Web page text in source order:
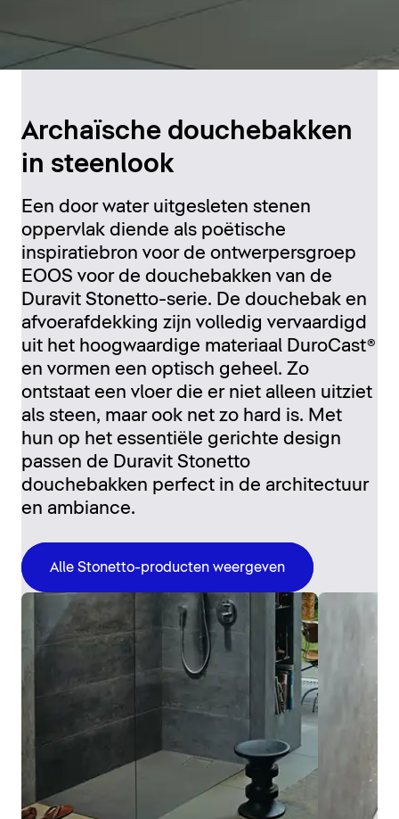
Archaïsche douchebakken
in steenlook
Een door water uitgesleten stenen
oppervlak diende als poëtische
inspiratiebron voor de ontwerpersgroep
EOOS voor de douchebakken van de
Duravit Stonetto-serie. De douchebak en
afvoerafdekking zijn volledig vervaardigd
uit het hoogwaardige materiaal DuroCast®
en vormen een optisch geheel. Zo
ontstaat een vloer die er niet alleen uitziet
als steen, maar ook net zo hard is. Met
hun op het essentiële gerichte design
passen de Duravit Stonetto
douchebakken perfect in de architectuur
en ambiance.
Alle Stonetto-producten weergeven